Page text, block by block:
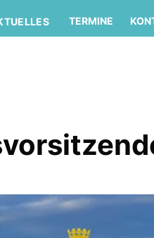
TERMINE